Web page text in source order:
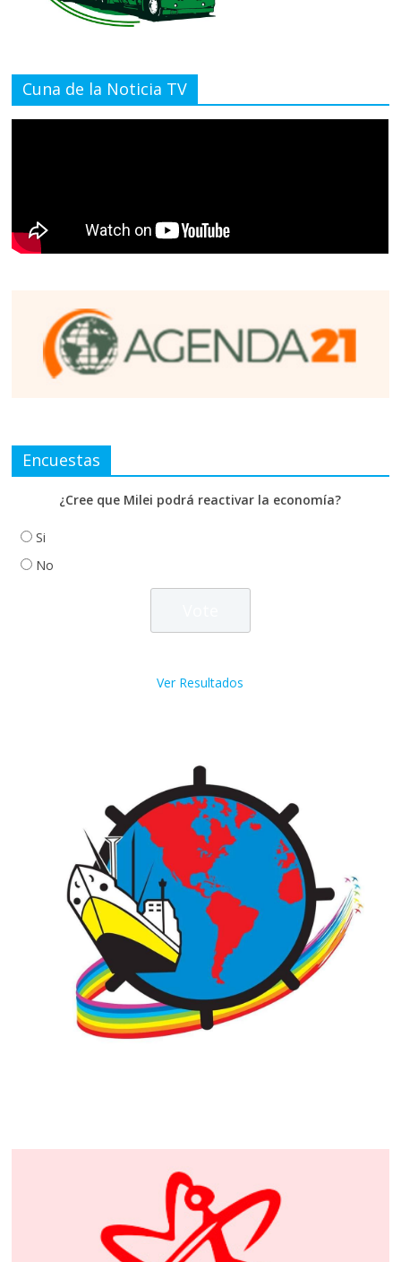
Cuna de la Noticia TV
Encuestas
¿Cree que Milei podrá reactivar la economía?
Si
No
Ver Resultados